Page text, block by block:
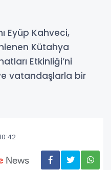
Eyüp Kahveci,
Kütahya
Etkinliği’ni
vatandaşlarla bir